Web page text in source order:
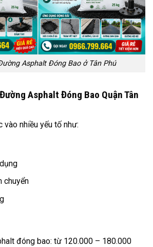
Asphalt Đóng Bao ở Tân Phú
Asphalt Đóng Bao Quận Tân
vào nhiều yếu tố như:
chuyển
đóng bao: từ 120.000 – 180.000